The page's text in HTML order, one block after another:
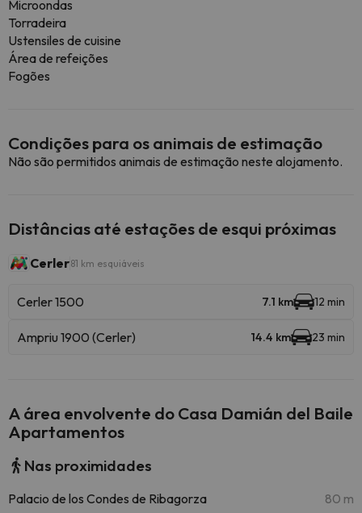
Microondas
Torradeira
Ustensiles de cuisine
Área de refeições
Fogões
Condições para os animais de estimação
Não são permitidos animais de estimação neste alojamento.
Distâncias até estações de esqui próximas
Cerler81 km esquiáveis
Cerler 1500 7.1 km 12 min
Ampriu 1900 (Cerler) 14.4 km 23 min
A área envolvente do Casa Damián del Baile
Apartamentos
Nas proximidades
Palacio de los Condes de Ribagorza 80 m